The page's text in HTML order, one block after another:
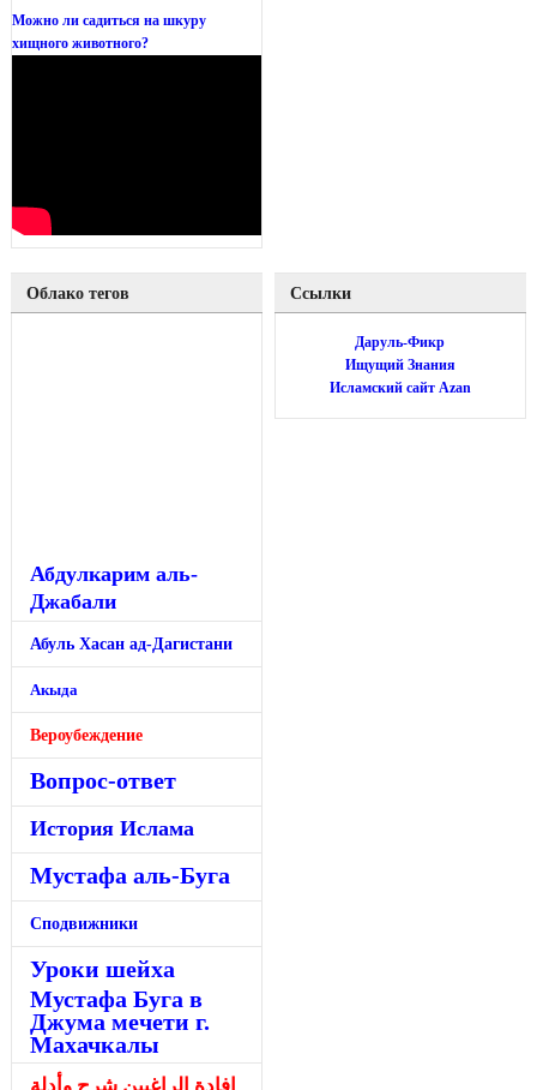
Можно ли садиться на шкуру
хищного животного?
Облако тегов
Абдулкарим аль-
Джабали
Абуль Хасан ад-Дагистани
Акыда
Вероубеждение
Вопрос-ответ
История Ислама
Мустафа аль-Буга
Сподвижники
Уроки шейха
Мустафа Буга в
Джума мечети г.
Махачкалы
إفادة الراغبين شرح وأدلة
Ссылки
Даруль-Фикр
Ищущий Знания
Исламский сайт Azan